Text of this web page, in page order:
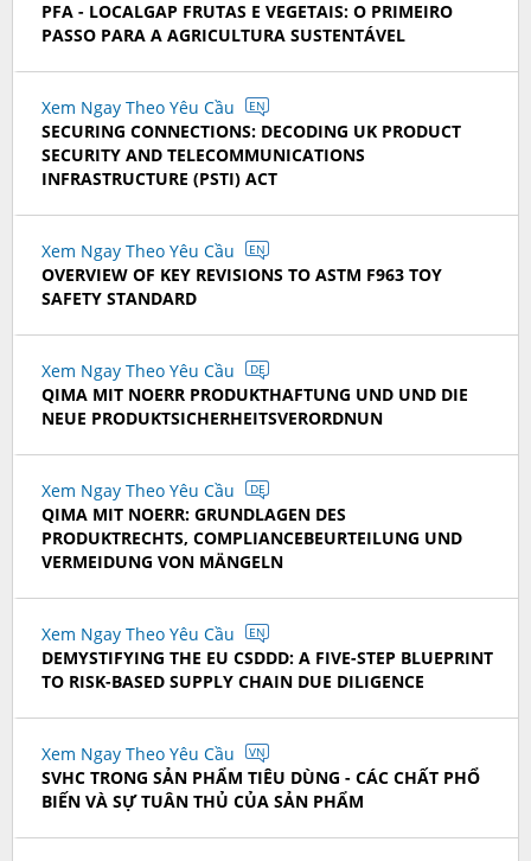
PFA - LOCALGAP FRUTAS E VEGETAIS: O PRIMEIRO
PASSO PARA A AGRICULTURA SUSTENTÁVEL
Xem Ngay Theo Yêu Cầu EN
SECURING CONNECTIONS: DECODING UK PRODUCT
SECURITY AND TELECOMMUNICATIONS
INFRASTRUCTURE (PSTI) ACT
Xem Ngay Theo Yêu Cầu EN
OVERVIEW OF KEY REVISIONS TO ASTM F963 TOY
SAFETY STANDARD
Xem Ngay Theo Yêu Cầu DE
QIMA MIT NOERR PRODUKTHAFTUNG UND UND DIE
NEUE PRODUKTSICHERHEITSVERORDNUN
Xem Ngay Theo Yêu Cầu DE
QIMA MIT NOERR: GRUNDLAGEN DES
PRODUKTRECHTS, COMPLIANCEBEURTEILUNG UND
VERMEIDUNG VON MÄNGELN
Xem Ngay Theo Yêu Cầu EN
DEMYSTIFYING THE EU CSDDD: A FIVE-STEP BLUEPRINT
TO RISK-BASED SUPPLY CHAIN DUE DILIGENCE
Xem Ngay Theo Yêu Cầu VN
SVHC TRONG SẢN PHẨM TIÊU DÙNG - CÁC CHẤT PHỔ
BIẾN VÀ SỰ TUÂN THỦ CỦA SẢN PHẨM